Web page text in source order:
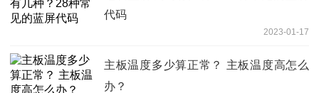
代码
2023-01-17
主板温度多少算正常？ 主板温度高怎么
办？